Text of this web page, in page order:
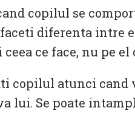
copilul se
diferenta intre
ce face, nu pe el
copilul atunci
lui. Se poate